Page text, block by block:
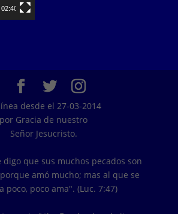
02:40
desde el 27-03-2014
por Gracia de nuestro
Señor Jesucristo.
digo que sus muchos pecados son
amó mucho; mas al que se
poco, poco ama". (Luc. 7:47)